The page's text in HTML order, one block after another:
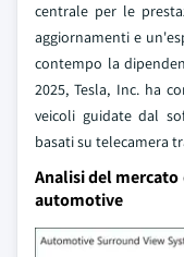
centrale per le
aggiornamenti e
contempo la
2025, Tesla, Inc. ha
veicoli guidate dal
basati su telecamera
Analisi del
automotive